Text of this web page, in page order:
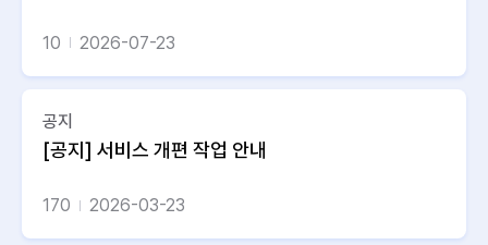
10 2026-07-23
공지
[공지] 서비스 개편 작업 안내
170 2026-03-23